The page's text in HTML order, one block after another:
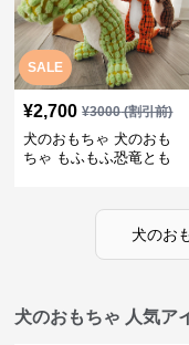
SALE
¥2,700 ¥3000(割引前)
犬のおもちゃ 犬のおも
ちゃ もふもふ恐竜とも
犬のお
犬のおもちゃ 人気ア